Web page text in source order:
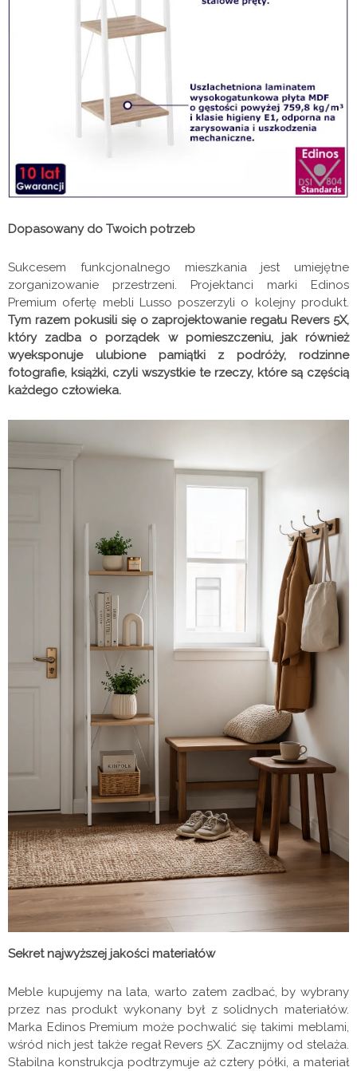
Dopasowany do Twoich potrzeb
Sukcesem funkcjonalnego mieszkania jest umiejętne
zorganizowanie przestrzeni. Projektanci marki Edinos
Premium ofertę mebli Lusso poszerzyli o kolejny produkt.
Tym razem pokusili się o zaprojektowanie regału Revers 5X,
który zadba o porządek w pomieszczeniu, jak również
wyeksponuje ulubione pamiątki z podróży, rodzinne
fotografie, książki, czyli wszystkie te rzeczy, które są częścią
każdego człowieka.
Sekret najwyższej jakości materiałów
Meble kupujemy na lata, warto zatem zadbać, by wybrany
przez nas produkt wykonany był z solidnych materiałów.
Marka Edinos Premium może pochwalić się takimi meblami,
wśród nich jest także regał Revers 5X. Zacznijmy od stelaża.
Stabilna konstrukcja podtrzymuje aż cztery półki, a materiał